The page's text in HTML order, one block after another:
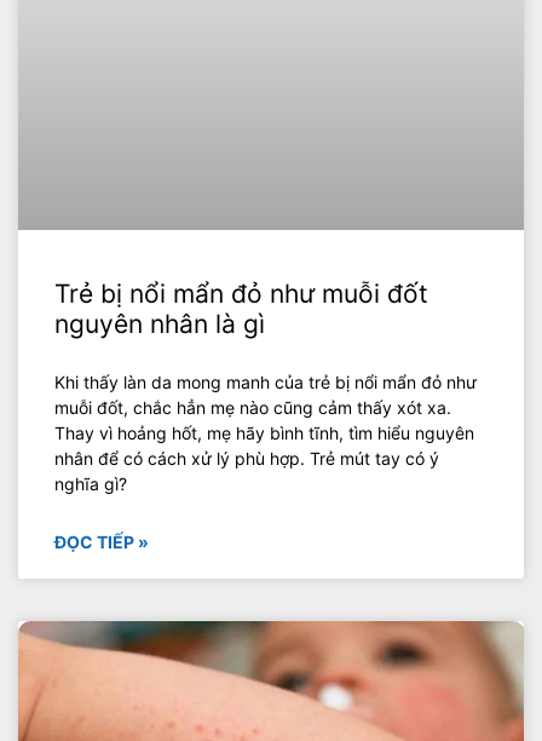
Trẻ bị nổi mẩn đỏ như muỗi đốt
nguyên nhân là gì
Khi thấy làn da mong manh của trẻ bị nổi mẩn đỏ như
muỗi đốt, chắc hẳn mẹ nào cũng cảm thấy xót xa.
Thay vì hoảng hốt, mẹ hãy bình tĩnh, tìm hiểu nguyên
nhân để có cách xử lý phù hợp. Trẻ mút tay có ý
nghĩa gì?
ĐỌC TIẾP »